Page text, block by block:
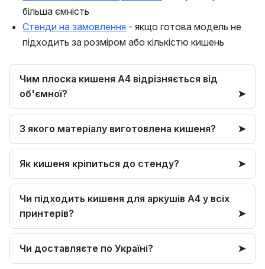
більша ємність
Стенди на замовлення - якщо готова модель не
підходить за розміром або кількістю кишень
Чим плоска кишеня А4 відрізняється від
об'ємної?
З якого матеріалу виготовлена кишеня?
Як кишеня кріпиться до стенду?
Чи підходить кишеня для аркушів А4 у всіх
принтерів?
Чи доставляєте по Україні?